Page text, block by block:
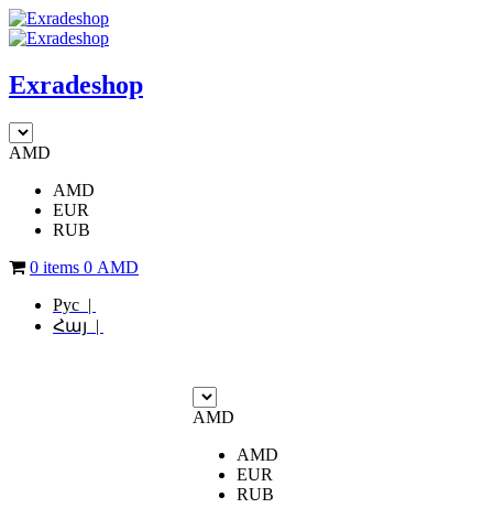
Exradeshop
AMD
AMD
EUR
RUB
0 items 0 AMD
Рус |
Հայ |
AMD
AMD
EUR
RUB